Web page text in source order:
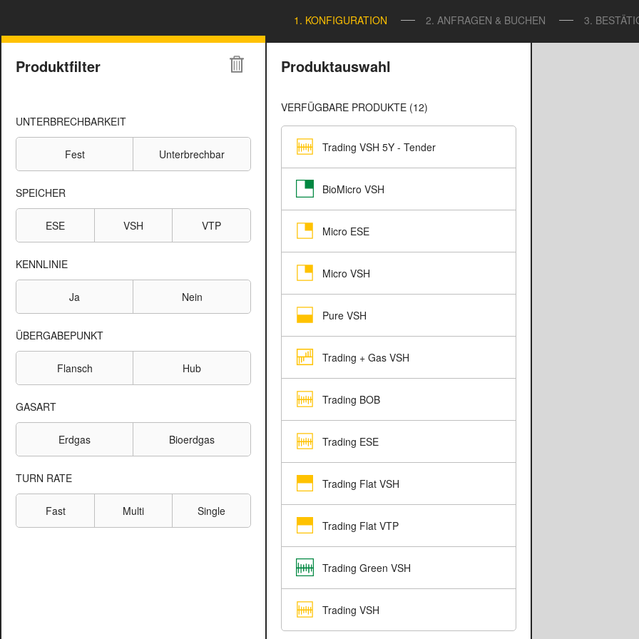
1. KONFIGURATION 2. ANFRAGEN & BUCHEN 3.
Produktfilter
UNTERBRECHBARKEIT
Fest Unterbrechbar
SPEICHER
ESE VSH VTP
KENNLINIE
Ja Nein
ÜBERGABEPUNKT
Flansch Hub
GASART
Erdgas Bioerdgas
TURN RATE
Fast Multi Single
Produktauswahl
VERFÜGBARE PRODUKTE (12)
Trading VSH 5Y - Tender
BioMicro VSH
Micro ESE
Micro VSH
Pure VSH
Trading + Gas VSH
Trading BOB
Trading ESE
Trading Flat VSH
Trading Flat VTP
Trading Green VSH
Trading VSH